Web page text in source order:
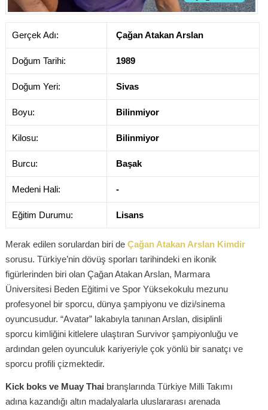
Gerçek Adı: Çağan Atakan Arslan
Doğum Tarihi: 1989
Doğum Yeri: Sivas
Boyu: Bilinmiyor
Kilosu: Bilinmiyor
Burcu: Başak
Medeni Hali: -
Eğitim Durumu: Lisans
Merak edilen sorulardan biri de Çağan Atakan Arslan Kimdir
sorusu. Türkiye’nin dövüş sporları tarihindeki en ikonik
figürlerinden biri olan Çağan Atakan Arslan, Marmara
Üniversitesi Beden Eğitimi ve Spor Yüksekokulu mezunu
profesyonel bir sporcu, dünya şampiyonu ve dizi/sinema
oyuncusudur. “Avatar” lakabıyla tanınan Arslan, disiplinli
sporcu kimliğini kitlelere ulaştıran Survivor şampiyonluğu ve
ardından gelen oyunculuk kariyeriyle çok yönlü bir sanatçı ve
sporcu profili çizmektedir.
Kick boks ve Muay Thai branşlarında Türkiye Milli Takımı
adına kazandığı altın madalyalarla uluslararası arenada